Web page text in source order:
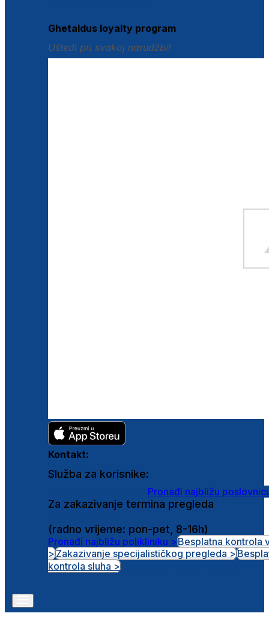
Ghetaldus loyalty program
Uštedi pri svakoj narudžbi!
Kontakt:
Služba za korisnike:
Pronađi najbližu
Za zakazivanje termina pregleda
(radno vrijeme: pon-pet, 8-16h)
Pronađi najbližu polikliniku >Besplatna kontrola
>Zakazivanje specijalističkog pregleda >
kontrola sluha >